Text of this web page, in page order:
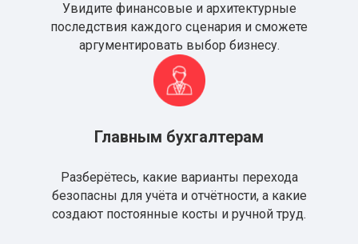
Увидите финансовые и архитектурные
последствия каждого сценария и сможете
аргументировать выбор бизнесу.
Главным бухгалтерам
Разберётесь, какие варианты перехода
безопасны для учёта и отчётности, а какие
создают постоянные косты и ручной труд.